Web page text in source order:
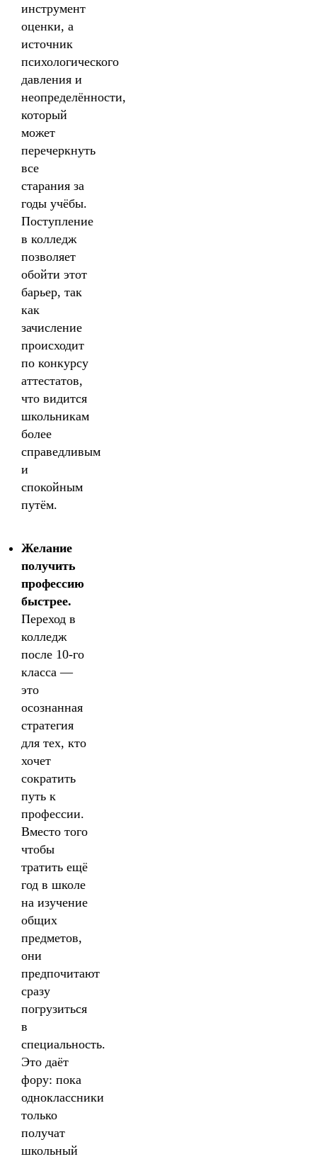
инструмент
оценки, а
источник
психологического
давления и
неопределённости,
который
может
перечеркнуть
все
старания за
годы учёбы.
Поступление
в колледж
позволяет
обойти этот
барьер, так
как
зачисление
происходит
по конкурсу
аттестатов,
что видится
школьникам
более
справедливым
и
спокойным
путём.
Желание
получить
профессию
быстрее.
Переход в
колледж
после 10-го
класса —
это
осознанная
стратегия
для тех, кто
хочет
сократить
путь к
профессии.
Вместо того
чтобы
тратить ещё
год в школе
на изучение
общих
предметов,
они
предпочитают
сразу
погрузиться
в
специальность.
Это даёт
фору: пока
одноклассники
только
получат
школьный